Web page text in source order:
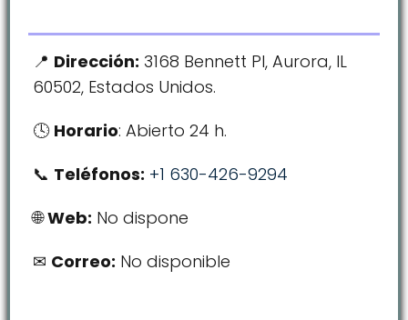
Dirección: 3168 Bennett Pl, Aurora, IL
60502, Estados Unidos.
Horario: Abierto 24 h.
Teléfonos: +1 630-426-9294
Web: No dispone
Correo: No disponible